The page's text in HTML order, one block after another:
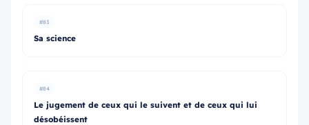
#83
Sa science
#84
Le jugement de ceux qui le suivent et de ceux qui lui
désobéissent